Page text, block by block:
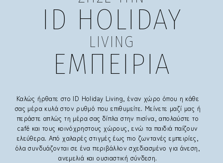
ID HOLIDAY
LIVING
ΕΜΠΕΙΡΙΑ
Καλώς ήρθατε στο ID Holiday Living, έναν χώρο όπου η κάθε
σας μέρα κυλά στον ρυθμό που επιθυμείτε. Μείνετε μαζί μας ή
περάστε απλώς τη μέρα σας δίπλα στην πισίνα, απολαύστε το
café και τους κοινόχρηστους χώρους, ενώ τα παιδιά παίζουν
ελεύθερα. Από χαλαρές στιγμές έως πιο ζωντανές εμπειρίες,
όλα συνδυάζονται σε ένα περιβάλλον σχεδιασμένο για άνεση,
ανεμελιά και ουσιαστική σύνδεση.